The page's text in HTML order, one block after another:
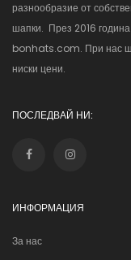
разнообразие от
шапки. През 2016
bonhats.com. При нас ще
ниски цени.
ПОСЛЕДВАЙ НИ:
ИНФОРМАЦИЯ
За нас